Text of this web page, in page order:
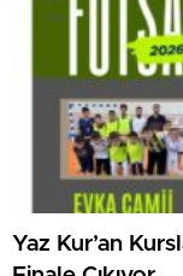
Yaz Kur’an